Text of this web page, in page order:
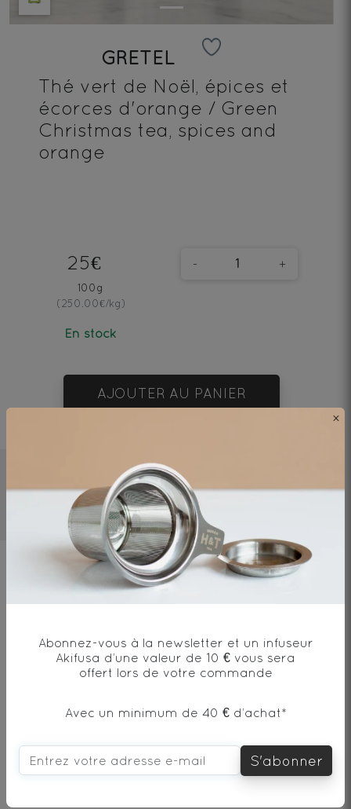
GRETEL
Thé vert de Noël, épices et
écorces d'orange / Green
Christmas tea, spices and
orange
25€
100g
(250.00€/kg)
En stock
- +
AJOUTER AU PANIER
3mn 80°C/176°F
Ingrédients
arôme, pétales et boutons de rose, arôme
naturel / Green tea, cinnamon, orange
peel, flavor, rose petals and buds, natural
Envie de changement?
×
Abonnez-vous à la newsletter et un infuseur
Akifusa d’une valeur de 10 € vous sera
offert lors de votre commande
Avec un minimum de 40 € d’achat*
S'abonner